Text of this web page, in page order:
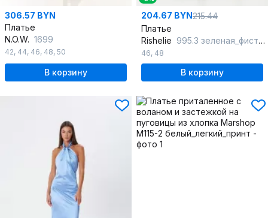
306.57 BYN
Платье
N.O.W. 1699
42, 44, 46, 48, 50
В корзину
204.67 BYN215.44
Платье
Rishelie 995.3 зеленая_фисташка
46, 48
В корзину